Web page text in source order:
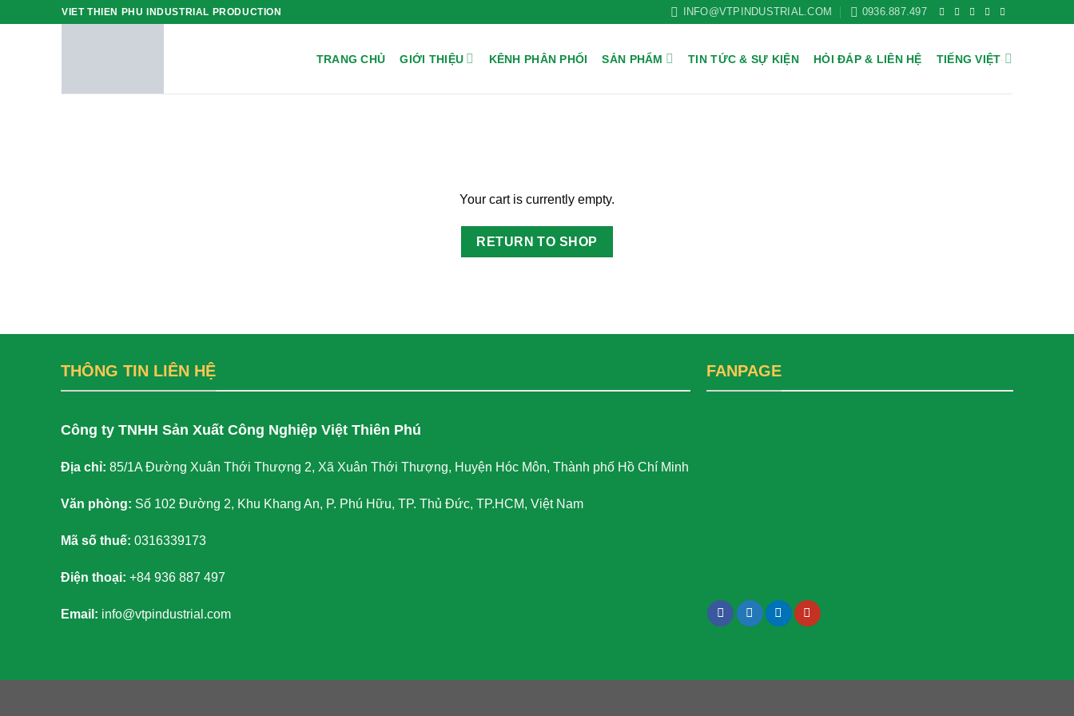
VIET THIEN PHU INDUSTRIAL PRODUCTION INFO@VTPINDUSTRIAL.COM 0936.887.497
TRANG CHỦ GIỚI THIỆU KÊNH PHÂN PHỐI SẢN PHẨM TIN TỨC & SỰ KIỆN HỎI ĐÁP & LIÊN HỆ TIẾNG VIỆT
Your cart is currently empty.
RETURN TO SHOP
THÔNG TIN LIÊN HỆ
Công ty TNHH Sản Xuất Công Nghiệp Việt Thiên Phú
Địa chỉ: 85/1A Đường Xuân Thới Thượng 2, Xã Xuân Thới Thượng, Huyện Hóc Môn, Thành phố Hồ Chí Minh
Văn phòng: Số 102 Đường 2, Khu Khang An, P. Phú Hữu, TP. Thủ Đức, TP.HCM, Việt Nam
Mã số thuế: 0316339173
Điện thoại: +84 936 887 497
Email: info@vtpindustrial.com
FANPAGE